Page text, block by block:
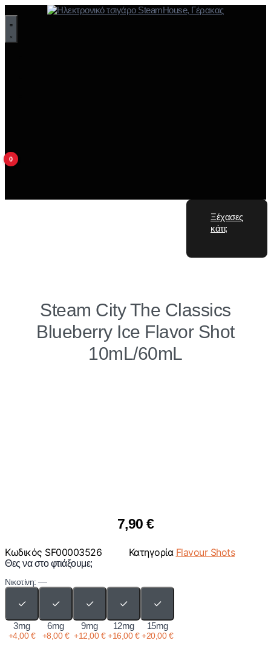
0
Ξέχασες
κάτι;
Steam City The Classics
Blueberry Ice Flavor Shot
10mL/60mL
7,90 €
Κωδικός SF00003526 Κατηγορία Flavour Shots
Θες να στο φτιάξουμε;
Νικοτίνη: —
✓
3mg
+4,00€
✓
6mg
+8,00€
✓
9mg
+12,00€
✓
12mg
+16,00€
✓
15mg
+20,00€